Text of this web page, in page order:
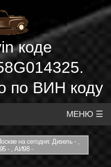
коде
по ВИН коду
МЕНЮ ☰
на сегодня: Дизель - ,
- , АИ98 -